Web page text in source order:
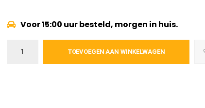
Voor 15:00 uur besteld, morgen in huis.
TOEVOEGEN AAN WINKELWAGEN